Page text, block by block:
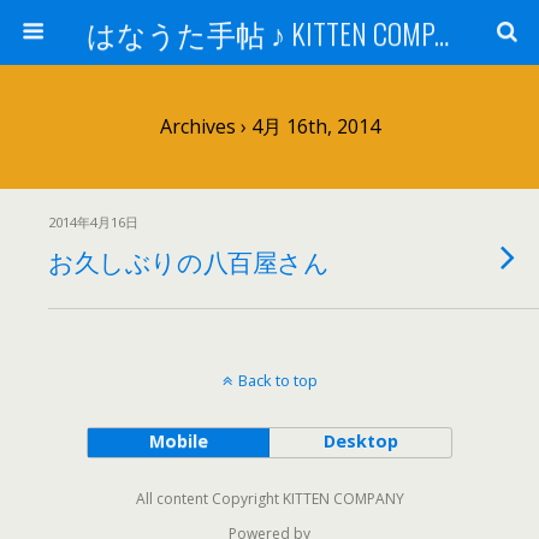
はなうた手帖 ♪ KITTEN COMPANY
Archives › 4月 16th, 2014
2014年4月16日
お久しぶりの八百屋さん
Back to top
Mobile Desktop
All content Copyright KITTEN COMPANY
Powered by